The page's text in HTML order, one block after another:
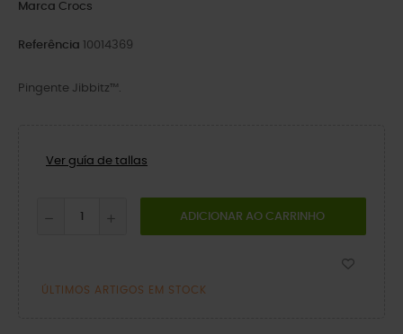
Marca Crocs
Referência 10014369
Pingente Jibbitz™.
Ver guía de tallas
ADICIONAR AO CARRINHO
ÚLTIMOS ARTIGOS EM STOCK